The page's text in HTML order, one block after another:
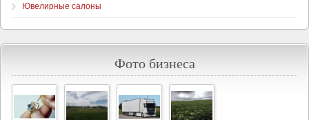
Ювелирные салоны
Фото бизнеса